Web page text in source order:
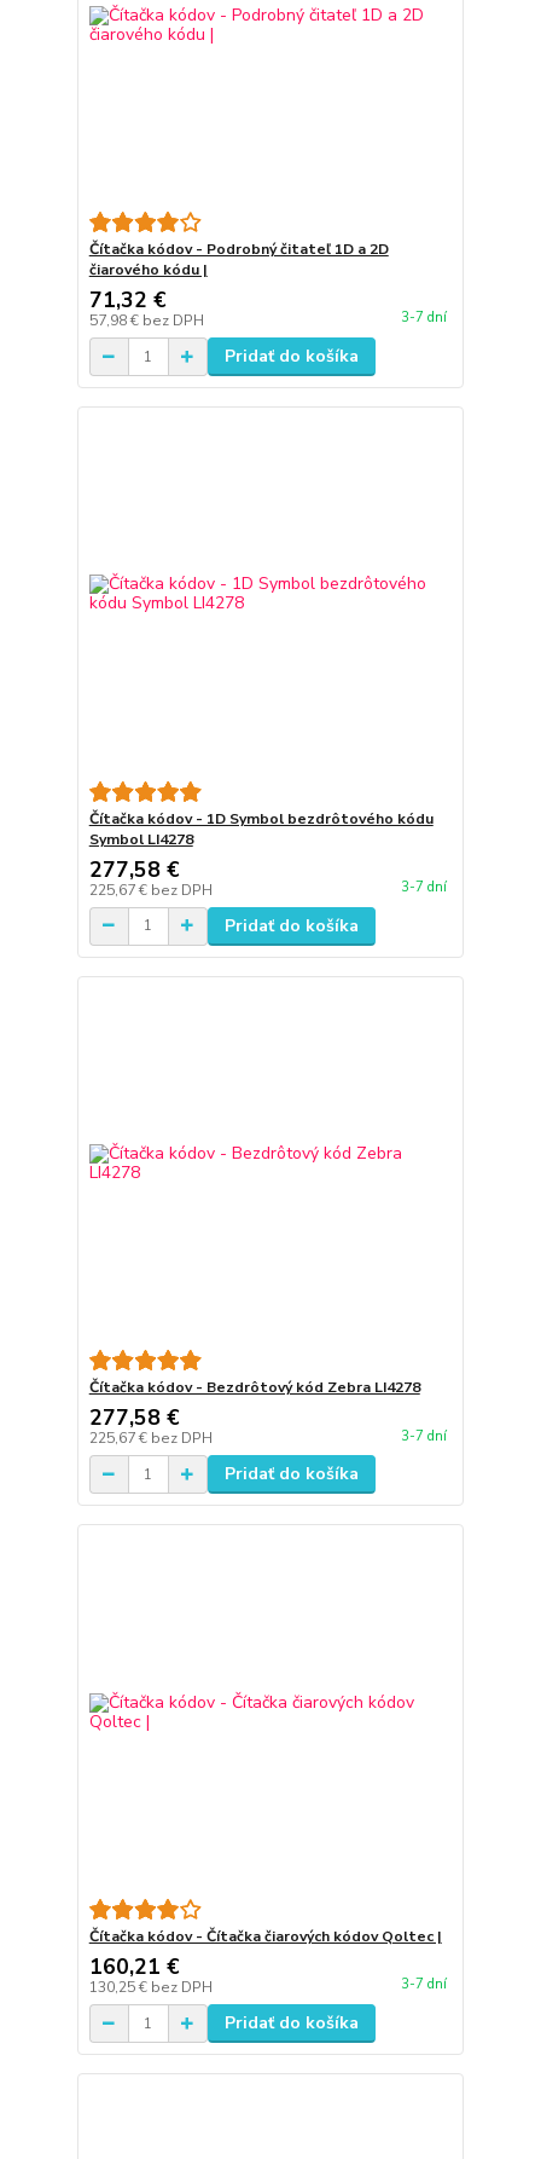
Čítačka kódov - Podrobný čitateľ 1D a 2D
čiarového kódu |
71,32 €
57,98 € bez DPH 3-7 dní
Pridať do košíka
Čítačka kódov - 1D Symbol bezdrôtového kódu
Symbol LI4278
277,58 €
225,67 € bez DPH 3-7 dní
Pridať do košíka
Čítačka kódov - Bezdrôtový kód Zebra LI4278
277,58 €
225,67 € bez DPH 3-7 dní
Pridať do košíka
Čítačka kódov - Čítačka čiarových kódov Qoltec |
160,21 €
130,25 € bez DPH 3-7 dní
Pridať do košíka